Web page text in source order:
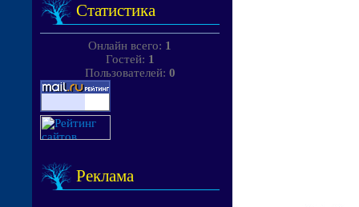
Статистика
Онлайн всего: 1
Гостей: 1
Пользователей: 0
Реклама